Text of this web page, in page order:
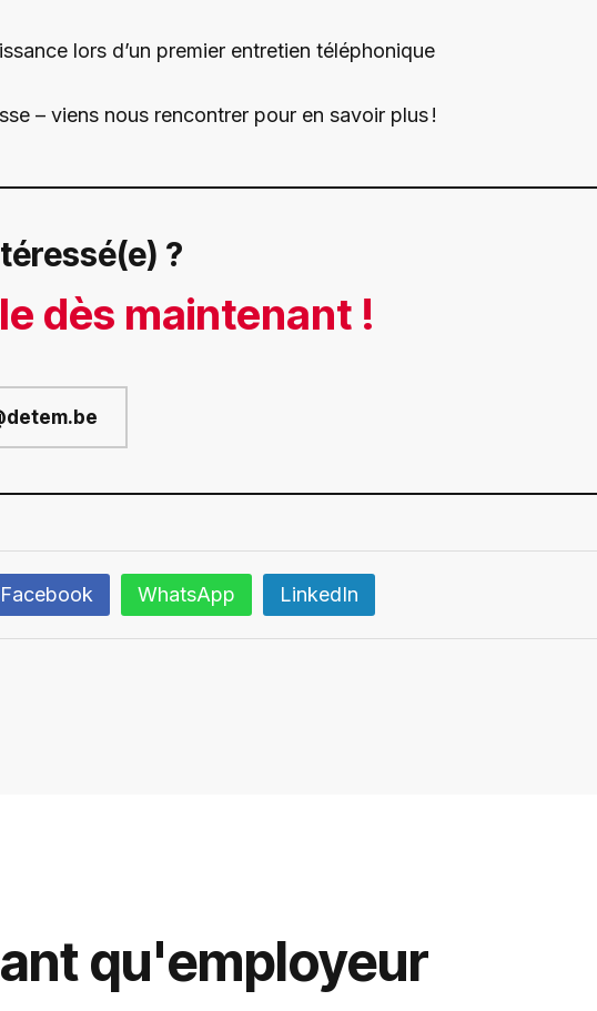
lors d’un premier entretien téléphonique
– viens nous rencontrer pour en savoir plus !
?
dès maintenant !
Facebook WhatsApp LinkedIn
qu'employeur